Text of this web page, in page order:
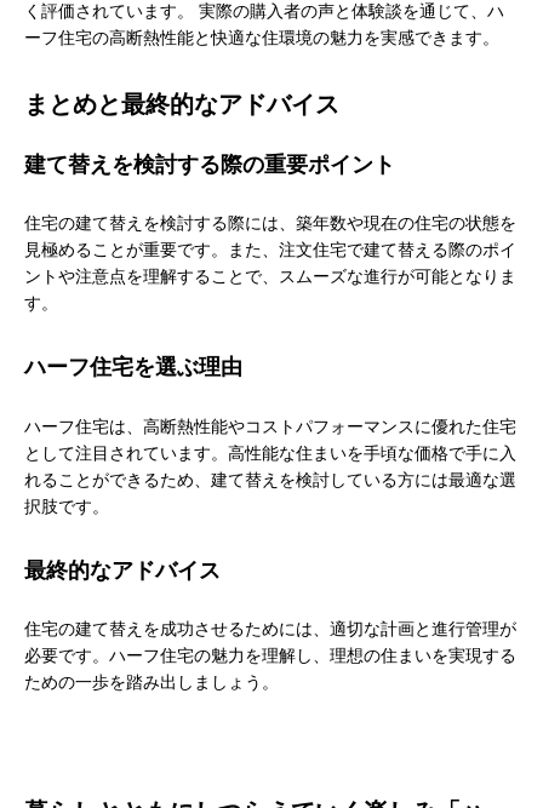
く評価されています。 実際の購入者の声と体験談を通じて、ハ
ーフ住宅の高断熱性能と快適な住環境の魅力を実感できます。
まとめと最終的なアドバイス
建て替えを検討する際の重要ポイント
住宅の建て替えを検討する際には、築年数や現在の住宅の状態を
見極めることが重要です。また、注文住宅で建て替える際のポイ
ントや注意点を理解することで、スムーズな進行が可能となりま
す。
ハーフ住宅を選ぶ理由
ハーフ住宅は、高断熱性能やコストパフォーマンスに優れた住宅
として注目されています。高性能な住まいを手頃な価格で手に入
れることができるため、建て替えを検討している方には最適な選
択肢です。
最終的なアドバイス
住宅の建て替えを成功させるためには、適切な計画と進行管理が
必要です。ハーフ住宅の魅力を理解し、理想の住まいを実現する
ための一歩を踏み出しましょう。